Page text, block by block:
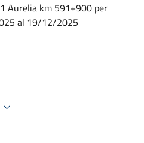
Aurelia km 591+900 per
al 19/12/2025